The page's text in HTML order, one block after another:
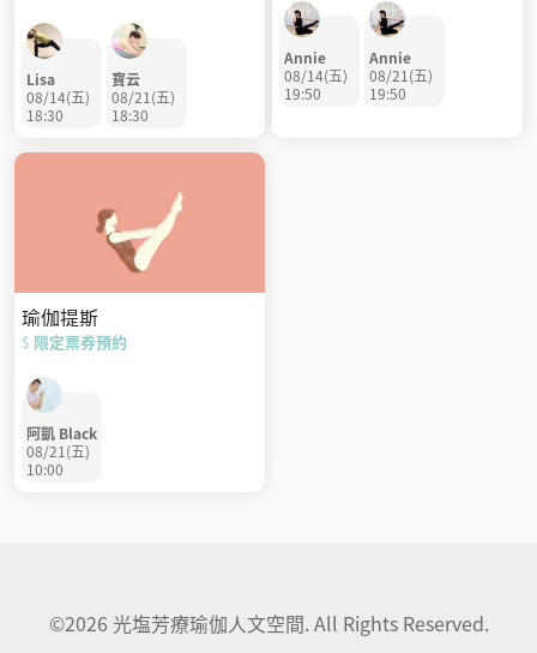
Lisa
08/14(五)
18:30
寶云
08/21(五)
18:30
Annie
08/14(五)
19:50
Annie
08/21(五)
19:50
瑜伽提斯
$ 限定票券預約
阿凱 Black
08/21(五)
10:00
©2026 光塩芳療瑜伽人文空間. All Rights Reserved.